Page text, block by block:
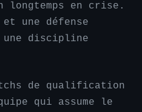
en crise.
une défense
une discipline
de qualification
qui assume le